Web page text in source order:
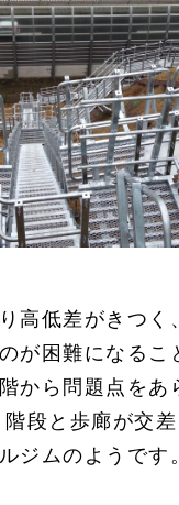
高低差がきつく
が困難になるこ
から問題点をあ
段と歩廊が交
ジムのようです。